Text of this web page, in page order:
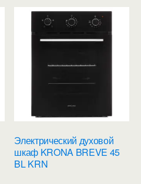
Электрический духовой
шкаф KRONA BREVE 45
BL KRN